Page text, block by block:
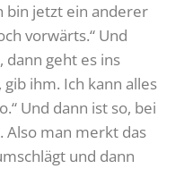
bin jetzt ein anderer
vorwärts.“ Und
dann geht es ins
ihm. Ich kann alles
Und dann ist so, bei
Also man merkt das
und dann